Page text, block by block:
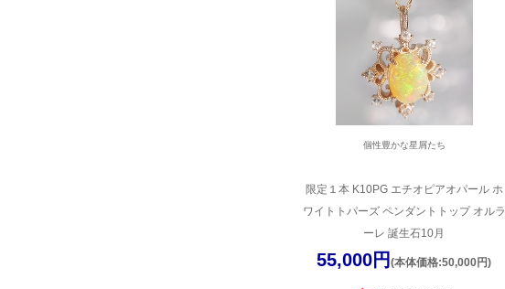
個性豊かな星屑たち
限定１本 K10PG エチオピアオパール ホ
ワイトトパーズ ペンダントトップ オルラ
ーレ 誕生石10月
55,000円(本体価格:50,000円)